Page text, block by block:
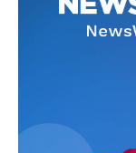
Kontakt